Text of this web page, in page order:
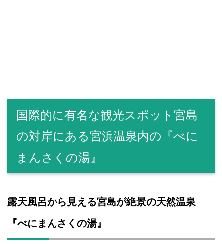
国際的に有名な観光スポット宮島
の対岸にある宮浜温泉内の『べに
まんさくの湯』
露天風呂から見える宮島が絶景の天然温泉
『べにまんさくの湯』